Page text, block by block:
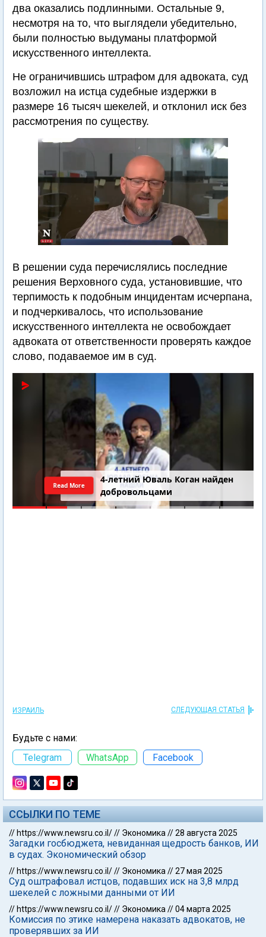
два оказались подлинными. Остальные 9,
несмотря на то, что выглядели убедительно,
были полностью выдуманы платформой
искусственного интеллекта.
Не ограничившись штрафом для адвоката, суд
возложил на истца судебные издержки в
размере 16 тысяч шекелей, и отклонил иск без
рассмотрения по существу.
В решении суда перечислялись последние
решения Верховного суда, установившие, что
терпимость к подобным инцидентам исчерпана,
и подчеркивалось, что использование
искусственного интеллекта не освобождает
адвоката от ответственности проверять каждое
слово, подаваемое им в суд.
4-летний Юваль Коган найден
добровольцами
Read More
ИЗРАИЛЬ СЛЕДУЮЩАЯ СТАТЬЯ
Будьте с нами:
Telegram
WhatsApp Facebook
ССЫЛКИ ПО ТЕМЕ
// https://www.newsru.co.il/// Экономика //28 августа 2025
Загадки госбюджета, невиданная щедрость банков, ИИ
в судах. Экономический обзор
// https://www.newsru.co.il/// Экономика //27 мая 2025
Суд оштрафовал истцов, подавших иск на 3,8 млрд
шекелей с ложными данными от ИИ
// https://www.newsru.co.il/// Экономика //04 марта 2025
Комиссия по этике намерена наказать адвокатов, не
проверявших за ИИ